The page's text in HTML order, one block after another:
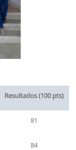
Resultados (100 pts)
81
84